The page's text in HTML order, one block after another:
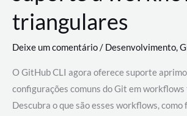
triangulares
Deixe um comentário/ Desenvolvimento,
O GitHub CLI agora oferece suporte
configurações comuns do Git em
Descubra o que são esses workflows, como